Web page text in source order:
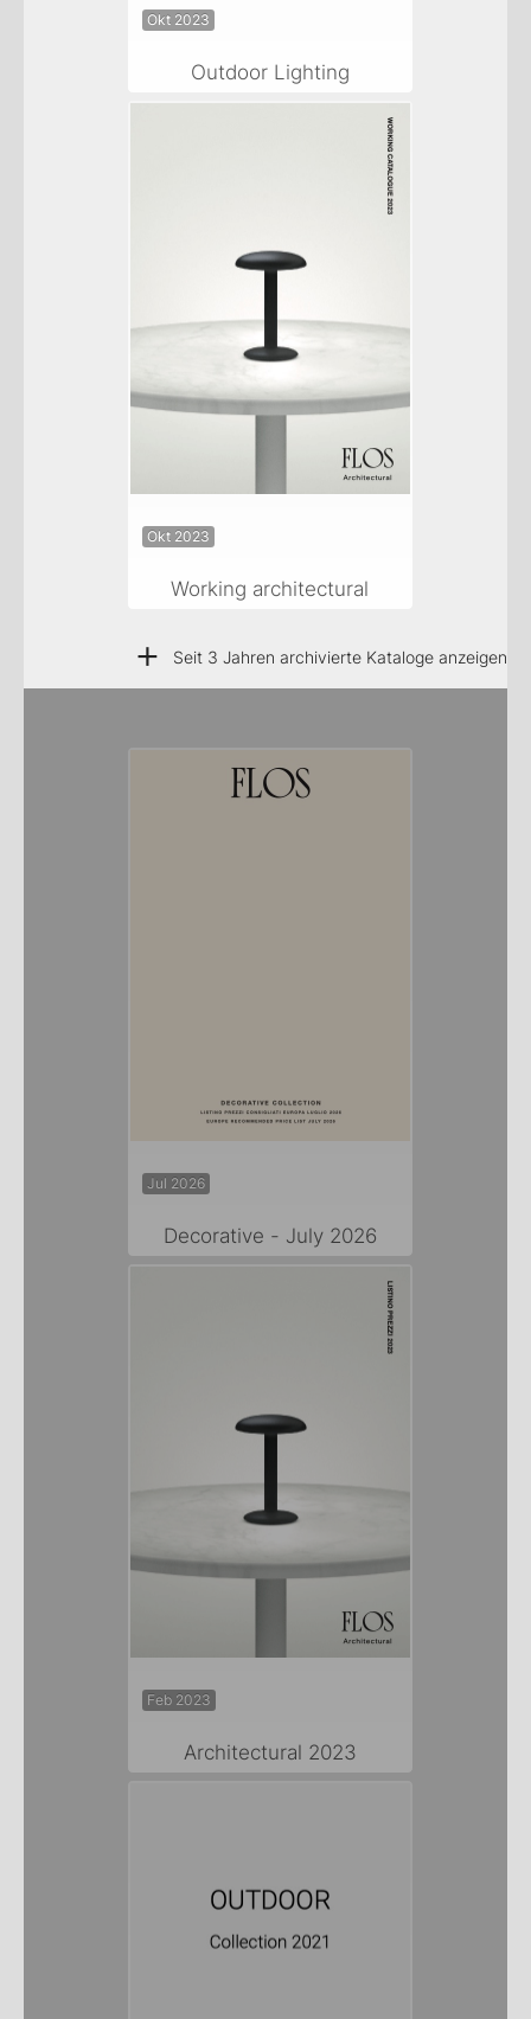
Okt 2023
Outdoor Lighting
Okt 2023
Working architectural
+ Seit 3 Jahren archivierte Kataloge anzeigen
Jul 2026
Decorative - July 2026
Feb 2023
Architectural 2023